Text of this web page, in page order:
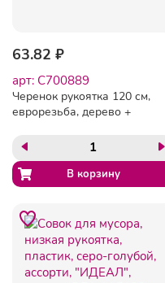
63.82 ₽
арт: C700889
Черенок рукоятка 120 см,
еврорезьба, дерево +
см, ассорти, ЛЮБАША,
700889